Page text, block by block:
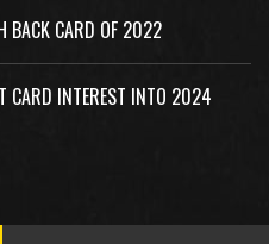
BACK CARD OF 2022
CARD INTEREST INTO 2024